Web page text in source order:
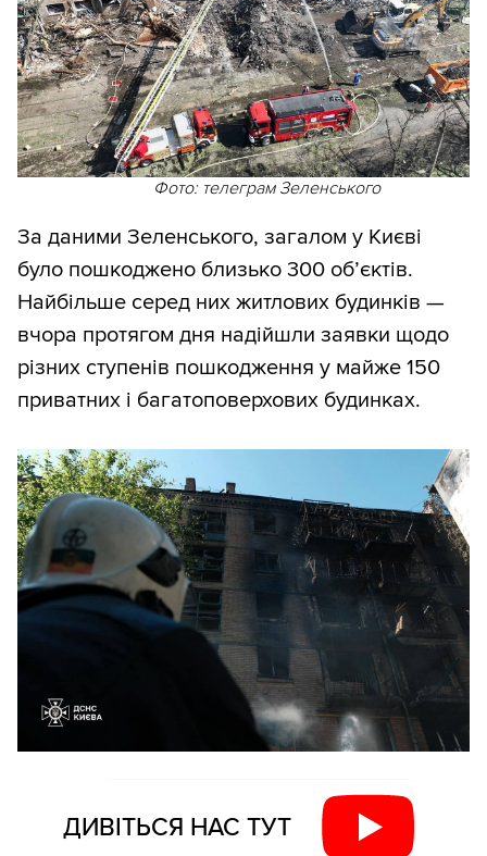
Фото: телеграм Зеленського
За даними Зеленського, загалом у Києві
було пошкоджено близько 300 обʼєктів.
Найбільше серед них житлових будинків —
вчора протягом дня надійшли заявки щодо
різних ступенів пошкодження у майже 150
приватних і багатоповерхових будинках.
ДИВІТЬСЯ НАС ТУТ